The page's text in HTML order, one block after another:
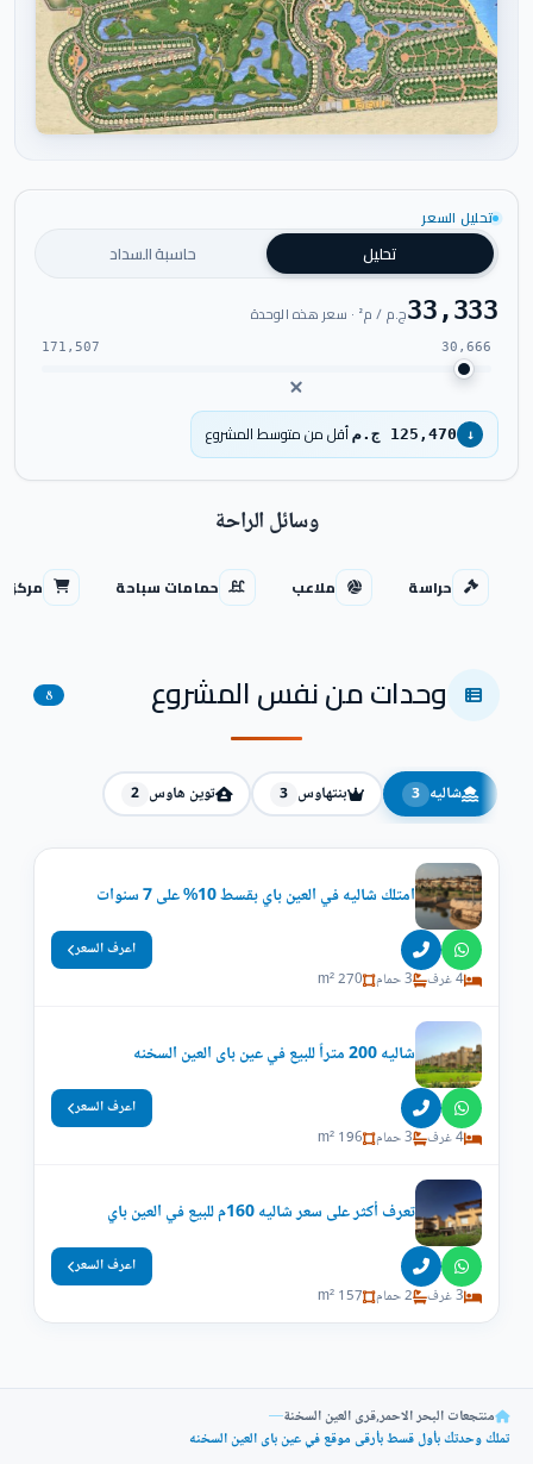
تحليل السعر
تحليل حاسبة السداد
33,333ج.م / م² · سعر هذه الوحدة
30,666
171,507
↓ 125,470 ج.م أقل من متوسط المشروع
وسائل الراحة
حراسة ملاعب حمامات سباحة مركز
وحدات من نفس المشروع 8
شاليه 3 بنتهاوس 3 توين هاوس 2
امتلك شاليه في العين باي بقسط 10% على 7 سنوات
4 غرف 3 حمام 270 m²
اعرف السعر
شاليه 200 متراً للبيع في عين باى العين السخنه
4 غرف 3 حمام 196 m²
اعرف السعر
تعرف أكثر على سعر شاليه 160م للبيع في العين باي
3 غرف 2 حمام 157 m²
اعرف السعر
منتجعات البحر الاحمر,قرى العين السخنة—
تملك وحدتك بأول قسط بأرقى موقع في عين باى العين السخنه